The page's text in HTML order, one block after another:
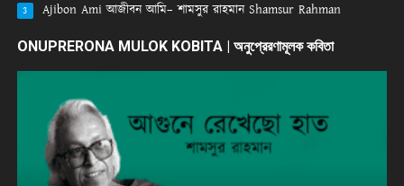
3 Ajibon Ami আজীবন আমি– শামসুর রাহমান Shamsur Rahman
ONUPRERONA MULOK KOBITA | অনুপ্রেরণামূলক কবিতা